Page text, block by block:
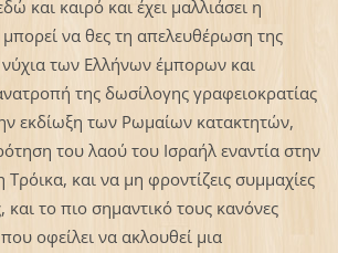
και καιρό και έχει μαλλιάσει η
να θες τη απελευθέρωση της
των Ελλήνων έμπορων και
της δωσίλογης γραφειοκρατίας
εκδίωξη των Ρωμαίων κατακτητών,
του λαού του Ισραήλ εναντία στην
και να μη φροντίζεις συμμαχίες
και το πιο σημαντικό τους κανόνες
οφείλει να ακλουθεί μια